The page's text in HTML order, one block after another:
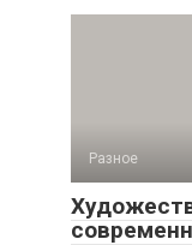
Разное